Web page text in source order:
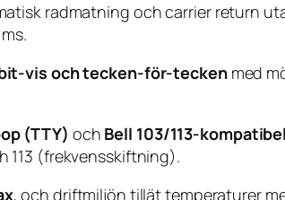
radmatning och carrier return
vis och tecken-för-teckenmed
(TTY) och Bell 103/113-
113 (frekvensskiftning).
, och driftmiljön tillät temperaturer